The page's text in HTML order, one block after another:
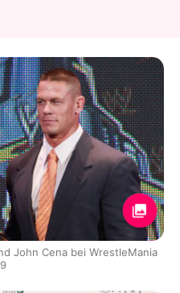
John Cena bei WrestleMania